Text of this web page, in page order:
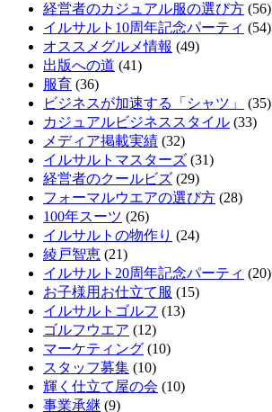
経営者のカジュアル服の選び方 (56)
イルサルト10周年記念パーティ (54)
オススメグルメ情報 (49)
出版への道 (41)
服育 (36)
ビジネスが加速する「シャツ」
(35)
カジュアルビジネススタイル (33)
メディア掲載実績 (32)
イルサルトマスターズ (31)
経営者のクールビズ (29)
フォーマルウエアの選び方 (28)
100年スーツ (26)
イルサルトの物作り (24)
綾戸智恵 (21)
イルサルト20周年記念パーティ (20)
お子様用お仕立て服 (15)
イルサルトゴルフ (13)
ゴルフウエア (12)
マーケティング (10)
スタッフ募集 (10)
輝く仕立て屋の会 (10)
事業承継 (9)